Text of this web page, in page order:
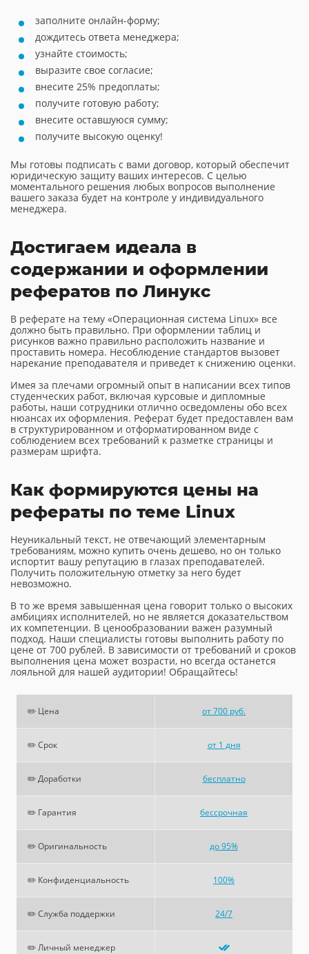
заполните онлайн-форму;
дождитесь ответа менеджера;
узнайте стоимость;
выразите свое согласие;
внесите 25% предоплаты;
получите готовую работу;
внесите оставшуюся сумму;
получите высокую оценку!
Мы готовы подписать с вами договор, который обеспечит
юридическую защиту ваших интересов. С целью
моментального решения любых вопросов выполнение
вашего заказа будет на контроле у индивидуального
менеджера.
Достигаем идеала в
содержании и оформлении
рефератов по Линукс
В реферате на тему «Операционная система Linux» все
должно быть правильно. При оформлении таблиц и
рисунков важно правильно расположить название и
проставить номера. Несоблюдение стандартов вызовет
нарекание преподавателя и приведет к снижению оценки.
Имея за плечами огромный опыт в написании всех типов
студенческих работ, включая курсовые и дипломные
работы, наши сотрудники отлично осведомлены обо всех
нюансах их оформления. Реферат будет предоставлен вам
в структурированном и отформатированном виде с
соблюдением всех требований к разметке страницы и
размерам шрифта.
Как формируются цены на
рефераты по теме Linux
Неуникальный текст, не отвечающий элементарным
требованиям, можно купить очень дешево, но он только
испортит вашу репутацию в глазах преподавателей.
Получить положительную отметку за него будет
невозможно.
В то же время завышенная цена говорит только о высоких
амбициях исполнителей, но не является доказательством
их компетенции. В ценообразовании важен разумный
подход. Наши специалисты готовы выполнить работу по
цене от 700 рублей. В зависимости от требований и сроков
выполнения цена может возрасти, но всегда останется
лояльной для нашей аудитории! Обращайтесь!
✏️ Цена от 700 руб.
✏️ Срок от 1 дня
✏️ Доработки бесплатно
✏️ Гарантия бессрочная
✏️ Оригинальность до 95%
✏️ Конфиденциальность 100%
✏️ Служба поддержки 24/7
✏️ Личный менеджер